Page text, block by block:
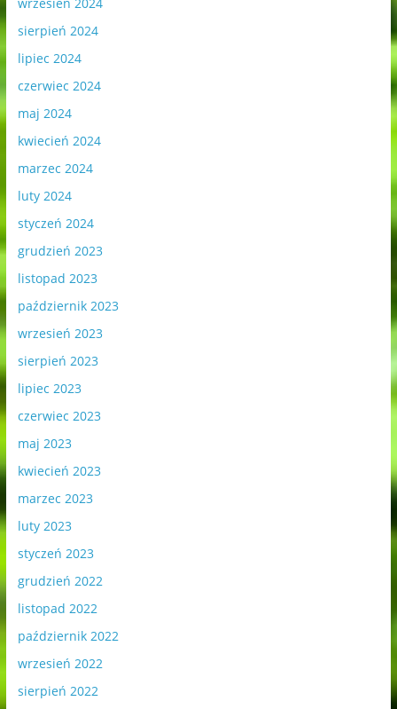
wrzesień 2024
sierpień 2024
lipiec 2024
czerwiec 2024
maj 2024
kwiecień 2024
marzec 2024
luty 2024
styczeń 2024
grudzień 2023
listopad 2023
październik 2023
wrzesień 2023
sierpień 2023
lipiec 2023
czerwiec 2023
maj 2023
kwiecień 2023
marzec 2023
luty 2023
styczeń 2023
grudzień 2022
listopad 2022
październik 2022
wrzesień 2022
sierpień 2022